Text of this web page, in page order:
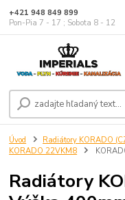
+421 948 849 899
Pon-Pia 7 - 17 ; Sobota 8 - 12
Úvod Radiátory KORADO
KORADO 22VKM8
Radiátory